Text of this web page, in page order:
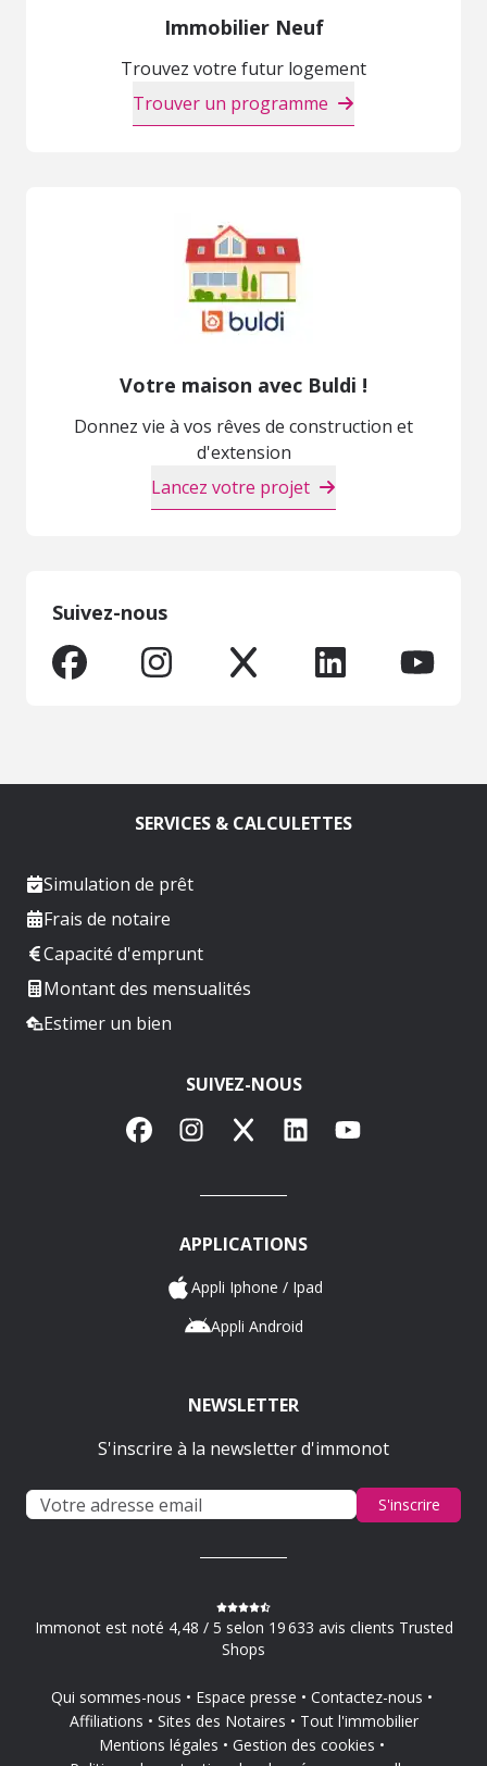
Immobilier Neuf
Trouvez votre futur logement
Trouver un programme
Votre maison avec Buldi !
Donnez vie à vos rêves de construction et
d'extension
Lancez votre projet
Suivez-nous
SERVICES & CALCULETTES
Simulation de prêt
Frais de notaire
Capacité d'emprunt
Montant des mensualités
Estimer un bien
SUIVEZ-NOUS
FacebookInstagram
X LinkedInYouTube
APPLICATIONS
Appli Iphone / Ipad
Appli Android
NEWSLETTER
S'inscrire à la newsletter d'immonot
S'inscrire
Immonot est noté 4,48 / 5 selon 19 633 avis clients Trusted
Shops
Qui sommes-nous Espace presse
Contactez-nous
Affiliations
Sites des Notaires
Tout l'immobilier
Mentions légales
Gestion des cookies